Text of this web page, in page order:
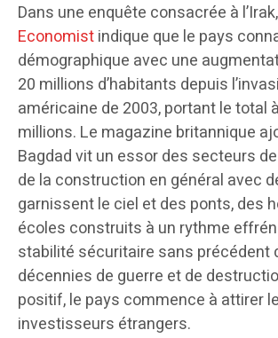
Dans une enquête consacrée à l’Irak,
Economistindique que le pays
démographique avec une
20 millions d’habitants depuis
américaine de 2003, portant le total
millions. Le magazine britannique
Bagdad vit un essor des secteurs
de la construction en général avec
garnissent le ciel et des ponts, des
écoles construits à un rythme
stabilité sécuritaire sans précédent
décennies de guerre et de
positif, le pays commence à attirer
investisseurs étrangers.